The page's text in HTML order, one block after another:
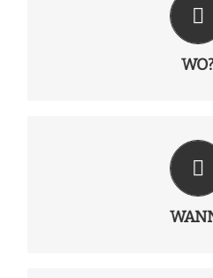
Hochschule
DJH
28. Oktober – 1.